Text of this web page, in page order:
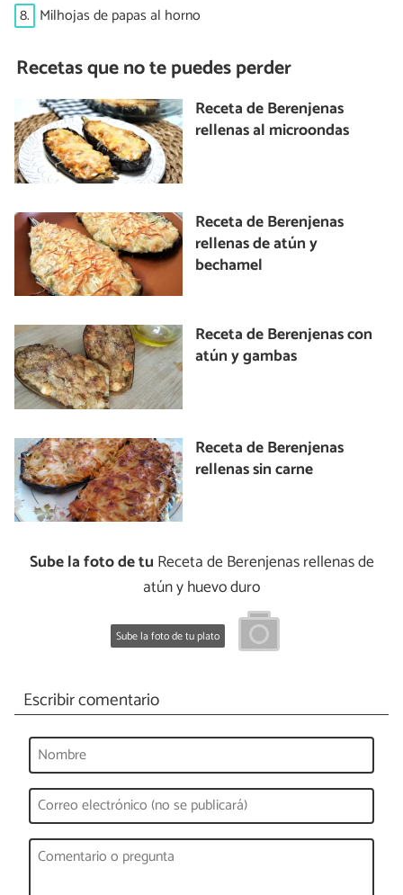
8. Milhojas de papas al horno
Recetas que no te puedes perder
Receta de Berenjenas
rellenas al microondas
Receta de Berenjenas
rellenas de atún y
bechamel
Receta de Berenjenas con
atún y gambas
Receta de Berenjenas
rellenas sin carne
Sube la foto de tu Receta de Berenjenas rellenas de
atún y huevo duro
Sube la foto de tu plato
Escribir comentario